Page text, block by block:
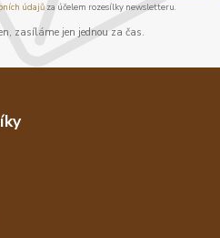
údajůza účelem rozesílky newsletteru.
zasíláme jen jednou za čas.